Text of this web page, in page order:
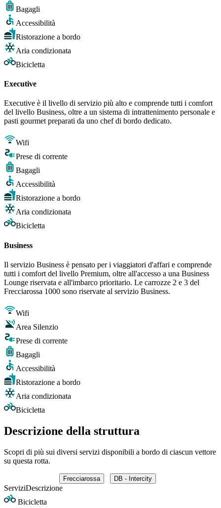
Bagagli
Accessibilità
Ristorazione a bordo
Aria condizionata
Bicicletta
Executive
Executive è il livello di servizio più alto e comprende tutti i comfort
del livello Business, oltre a un sistema di intrattenimento personale e
pasti gourmet preparati da uno chef di bordo dedicato.
Wifi
Prese di corrente
Bagagli
Accessibilità
Ristorazione a bordo
Aria condizionata
Bicicletta
Business
Il servizio Business è pensato per i viaggiatori d'affari e comprende
tutti i comfort del livello Premium, oltre all'accesso a una Business
Lounge riservata e all'imbarco prioritario. Le carrozze 2 e 3 del
Frecciarossa 1000 sono riservate al servizio Business.
Wifi
Area Silenzio
Prese di corrente
Bagagli
Accessibilità
Ristorazione a bordo
Aria condizionata
Bicicletta
Descrizione della struttura
Scopri di più sui diversi servizi disponibili a bordo di ciascun vettore
su questa rotta.
Frecciarossa DB - Intercity
ServiziDescrizione
Bicicletta